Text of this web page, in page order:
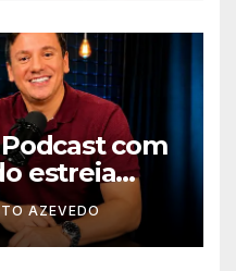
com
estreia
e reúne
da música
AZEVEDO